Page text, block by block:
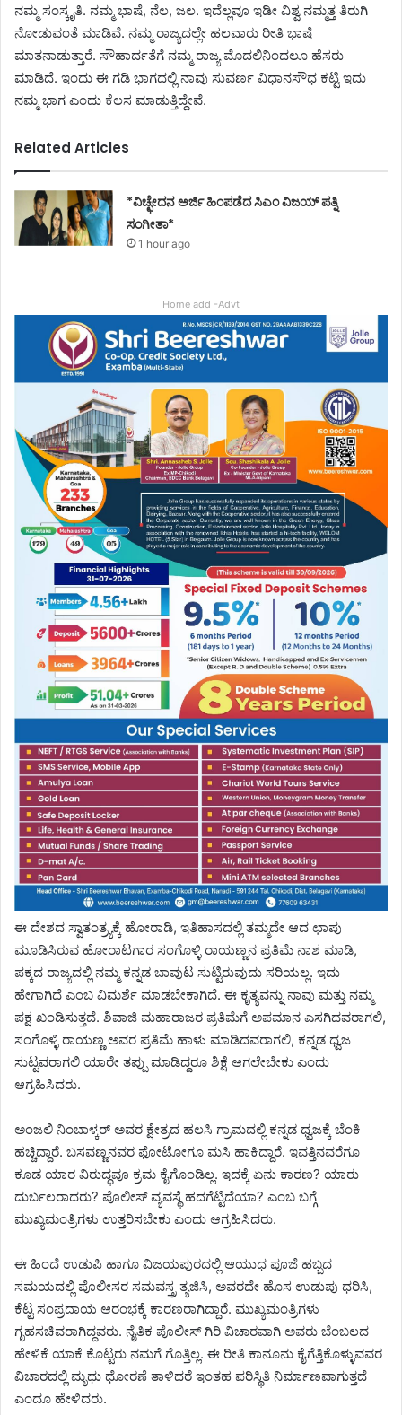
ನಮ್ಮ ಸಂಸ್ಕೃತಿ. ನಮ್ಮ ಭಾಷೆ, ನೆಲ, ಜಲ. ಇದೆಲ್ಲವೂ ಇಡೀ ವಿಶ್ವ ನಮ್ಮತ್ತ ತಿರುಗಿ
ನೋಡುವಂತೆ ಮಾಡಿವೆ. ನಮ್ಮ ರಾಜ್ಯದಲ್ಲೇ ಹಲವಾರು ರೀತಿ ಭಾಷೆ
ಮಾತನಾಡುತ್ತಾರೆ. ಸೌಹಾರ್ದತೆಗೆ ನಮ್ಮ ರಾಜ್ಯ ಮೊದಲಿನಿಂದಲೂ ಹೆಸರು
ಮಾಡಿದೆ. ಇಂದು ಈ ಗಡಿ ಭಾಗದಲ್ಲಿ ನಾವು ಸುವರ್ಣ ವಿಧಾನಸೌಧ ಕಟ್ಟಿ ಇದು
ನಮ್ಮ ಭಾಗ ಎಂದು ಕೆಲಸ ಮಾಡುತ್ತಿದ್ದೇವೆ.
Related Articles
*ವಿಚ್ಛೇದನ ಅರ್ಜಿ ಹಿಂಪಡೆದ ಸಿಎಂ ವಿಜಯ್ ಪತ್ನಿ
ಸಂಗೀತಾ*
1 hour ago
Home add -Advt
ಈ ದೇಶದ ಸ್ವಾತಂತ್ರ್ಯಕ್ಕೆ ಹೋರಾಡಿ, ಇತಿಹಾಸದಲ್ಲಿ ತಮ್ಮದೇ ಆದ ಛಾಪು
ಮೂಡಿಸಿರುವ ಹೋರಾಟಗಾರ ಸಂಗೊಳ್ಳಿ ರಾಯಣ್ಣನ ಪ್ರತಿಮೆ ನಾಶ ಮಾಡಿ,
ಪಕ್ಕದ ರಾಜ್ಯದಲ್ಲಿ ನಮ್ಮ ಕನ್ನಡ ಬಾವುಟ ಸುಟ್ಟಿರುವುದು ಸರಿಯಲ್ಲ. ಇದು
ಹೇಗಾಗಿದೆ ಎಂಬ ವಿಮರ್ಶೆ ಮಾಡಬೇಕಾಗಿದೆ. ಈ ಕೃತ್ಯವನ್ನು ನಾವು ಮತ್ತು ನಮ್ಮ
ಪಕ್ಷ ಖಂಡಿಸುತ್ತದೆ. ಶಿವಾಜಿ ಮಹಾರಾಜರ ಪ್ರತಿಮೆಗೆ ಅಪಮಾನ ಎಸಗಿದವರಾಗಲಿ,
ಸಂಗೊಳ್ಳಿ ರಾಯಣ್ಣ ಅವರ ಪ್ರತಿಮೆ ಹಾಳು ಮಾಡಿದವರಾಗಲಿ, ಕನ್ನಡ ಧ್ವಜ
ಸುಟ್ಟವರಾಗಲಿ ಯಾರೇ ತಪ್ಪು ಮಾಡಿದ್ದರೂ ಶಿಕ್ಷೆ ಆಗಲೇಬೇಕು ಎಂದು
ಆಗ್ರಹಿಸಿದರು.
ಅಂಜಲಿ ನಿಂಬಾಳ್ಕರ್ ಅವರ ಕ್ಷೇತ್ರದ ಹಲಸಿ ಗ್ರಾಮದಲ್ಲಿ ಕನ್ನಡ ಧ್ವಜಕ್ಕೆ ಬೆಂಕಿ
ಹಚ್ಚಿದ್ದಾರೆ. ಬಸವಣ್ಣನವರ ಫೋಟೋಗೂ ಮಸಿ ಹಾಕಿದ್ದಾರೆ. ಇವತ್ತಿನವರೆಗೂ
ಕೂಡ ಯಾರ ವಿರುದ್ಧವೂ ಕ್ರಮ ಕೈಗೊಂಡಿಲ್ಲ. ಇದಕ್ಕೆ ಏನು ಕಾರಣ? ಯಾರು
ದುರ್ಬಲರಾದರು? ಪೊಲೀಸ್ ವ್ಯವಸ್ಥೆ ಹದಗೆಟ್ಟಿದೆಯಾ? ಎಂಬ ಬಗ್ಗೆ
ಮುಖ್ಯಮಂತ್ರಿಗಳು ಉತ್ತರಿಸಬೇಕು ಎಂದು ಆಗ್ರಹಿಸಿದರು.
ಈ ಹಿಂದೆ ಉಡುಪಿ ಹಾಗೂ ವಿಜಯಪುರದಲ್ಲಿ ಆಯುಧ ಪೂಜೆ ಹಬ್ಬದ
ಸಮಯದಲ್ಲಿ ಪೊಲೀಸರ ಸಮವಸ್ತ್ರ ತ್ಯಜಿಸಿ, ಅವರದೇ ಹೊಸ ಉಡುಪು ಧರಿಸಿ,
ಕೆಟ್ಟ ಸಂಪ್ರದಾಯ ಆರಂಭಕ್ಕೆ ಕಾರಣರಾಗಿದ್ದಾರೆ. ಮುಖ್ಯಮಂತ್ರಿಗಳು
ಗೃಹಸಚಿವರಾಗಿದ್ದವರು. ನೈತಿಕ ಪೊಲೀಸ್ ಗಿರಿ ವಿಚಾರವಾಗಿ ಅವರು ಬೆಂಬಲದ
ಹೇಳಿಕೆ ಯಾಕೆ ಕೊಟ್ಟರು ನಮಗೆ ಗೊತ್ತಿಲ್ಲ. ಈ ರೀತಿ ಕಾನೂನು ಕೈಗೆತ್ತಿಕೊಳ್ಳುವವರ
ವಿಚಾರದಲ್ಲಿ ಮೃಧು ಧೋರಣೆ ತಾಳಿದರೆ ಇಂತಹ ಪರಿಸ್ಥಿತಿ ನಿರ್ಮಾಣವಾಗುತ್ತದೆ
ಎಂದೂ ಹೇಳಿದರು.